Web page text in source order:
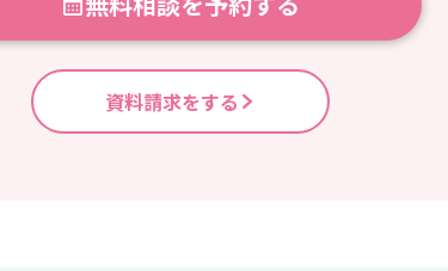
資料請求をする